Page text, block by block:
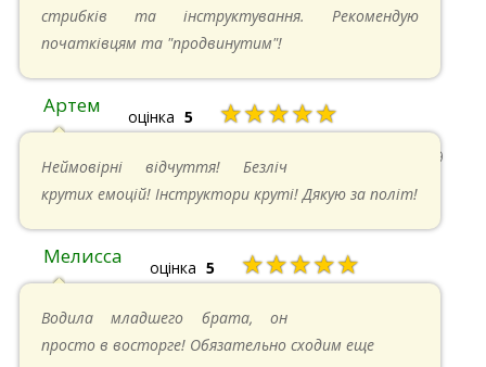
стрибків та інструктування. Рекомендую
початківцям та "продвинутим"!
Артем оцінка 5 ★★★★★
22.06.2024 в 15:59
Неймовірні відчуття! Безліч
крутих емоцій! Інструктори круті! Дякую за політ!
Мелисса оцінка 5 ★★★★★
Водила младшего брата, он
просто в восторге! Обязательно сходим еще